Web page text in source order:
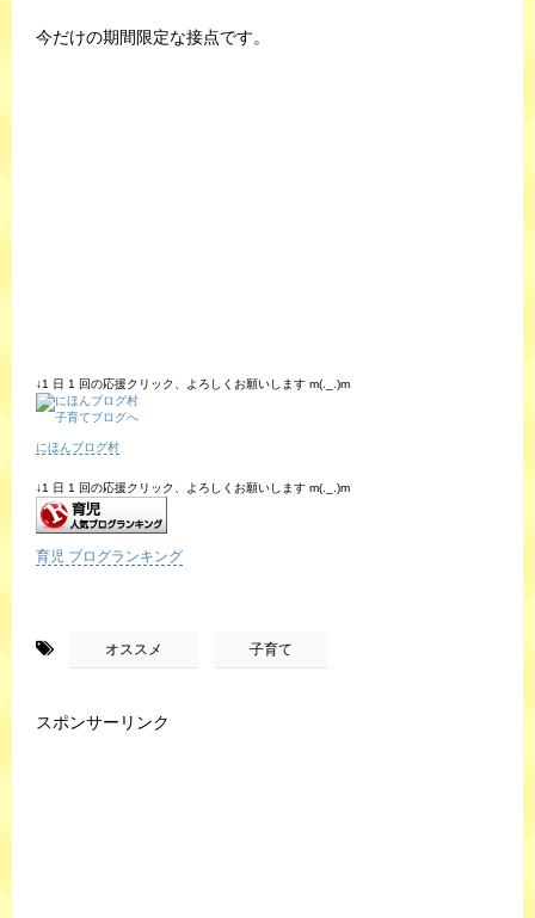
今だけの期間限定な接点です。
↓1 日 1 回の応援クリック、よろしくお願いします m(._.)m
にほんブログ村
↓1 日 1 回の応援クリック、よろしくお願いします m(._.)m
育児 ブログランキング
オススメ 子育て
スポンサーリンク